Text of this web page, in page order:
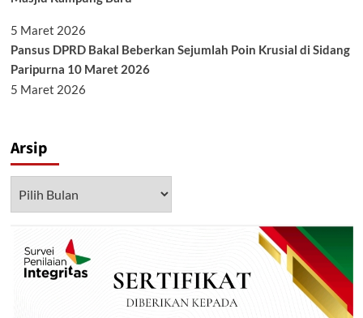
5 Maret 2026
Pansus DPRD Bakal Beberkan Sejumlah Poin Krusial di Sidang
Paripurna 10 Maret 2026
5 Maret 2026
Arsip